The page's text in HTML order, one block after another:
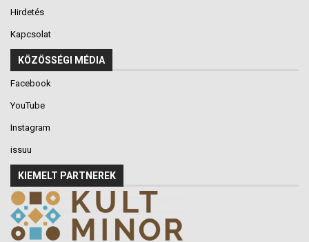
Hirdetés
Kapcsolat
KÖZÖSSÉGI MÉDIA
Facebook
YouTube
Instagram
issuu
KIEMELT PARTNEREK